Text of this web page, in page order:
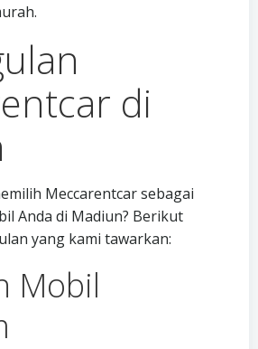
di
Meccarentcar sebagai
Anda di Madiun? Berikut
yang kami tawarkan:
Mobil